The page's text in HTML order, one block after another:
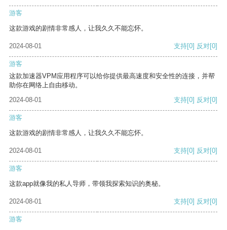
游客
这款游戏的剧情非常感人，让我久久不能忘怀。
2024-08-01 支持[0] 反对[0]
游客
这款加速器VPM应用程序可以给你提供最高速度和安全性的连接，并帮
助你在网络上自由移动。
2024-08-01
支持[0] 反对[0]
游客
这款游戏的剧情非常感人，让我久久不能忘怀。
2024-08-01 支持[0] 反对[0]
游客
这款app就像我的私人导师，带领我探索知识的奥秘。
2024-08-01 支持[0] 反对[0]
游客